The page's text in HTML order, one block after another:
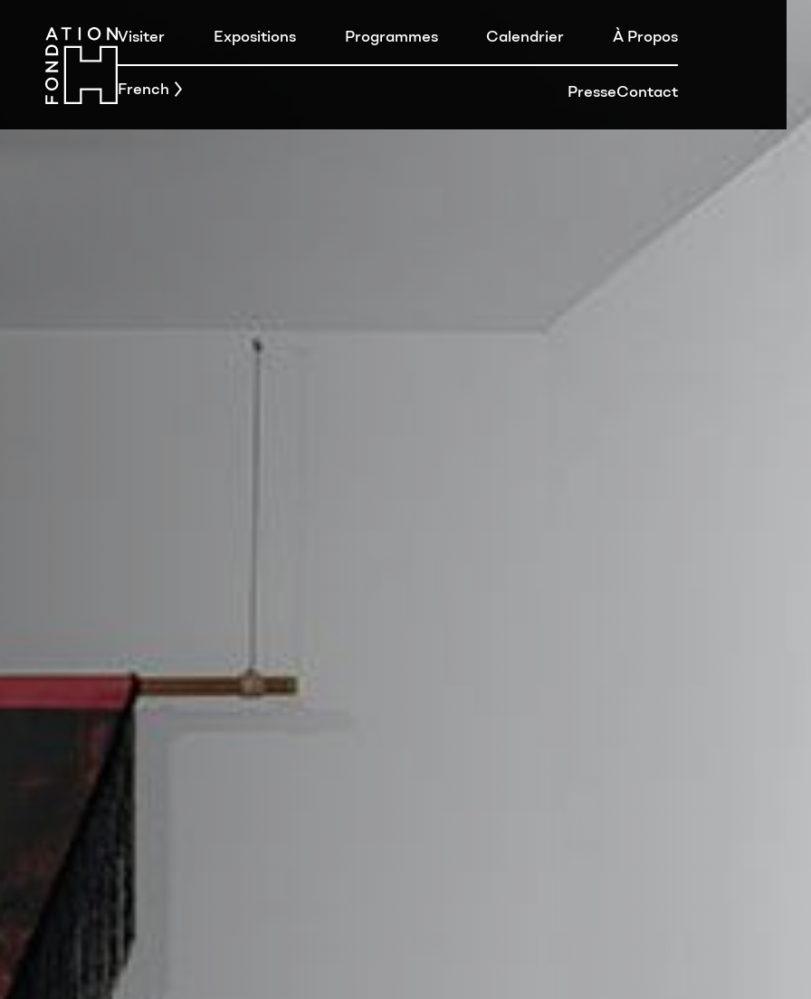
Visiter Expositions Programmes Calendrier À Propos
French PresseContact